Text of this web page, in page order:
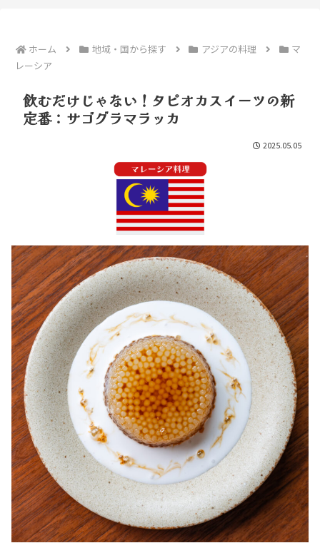
ホーム 地域・国から探す アジアの料理
マ
レーシア
飲むだけじゃない！タピオカスイーツの新
定番：サゴグラマラッカ
2025.05.05